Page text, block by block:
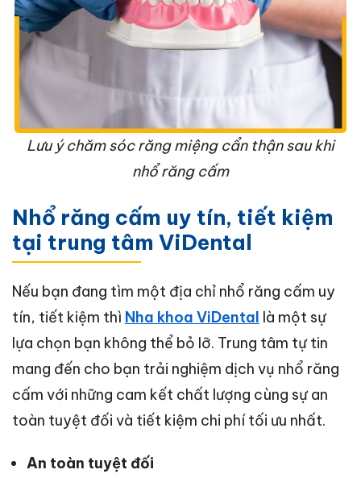
Lưu ý chăm sóc răng miệng cẩn thận sau khi
nhổ răng cấm
Nhổ răng cấm uy tín, tiết kiệm
tại trung tâm ViDental
Nếu bạn đang tìm một địa chỉ nhổ răng cấm uy
tín, tiết kiệm thì Nha khoa ViDental là một sự
lựa chọn bạn không thể bỏ lỡ. Trung tâm tự tin
mang đến cho bạn trải nghiệm dịch vụ nhổ răng
cấm với những cam kết chất lượng cùng sự an
toàn tuyệt đối và tiết kiệm chi phí tối ưu nhất.
An toàn tuyệt đối